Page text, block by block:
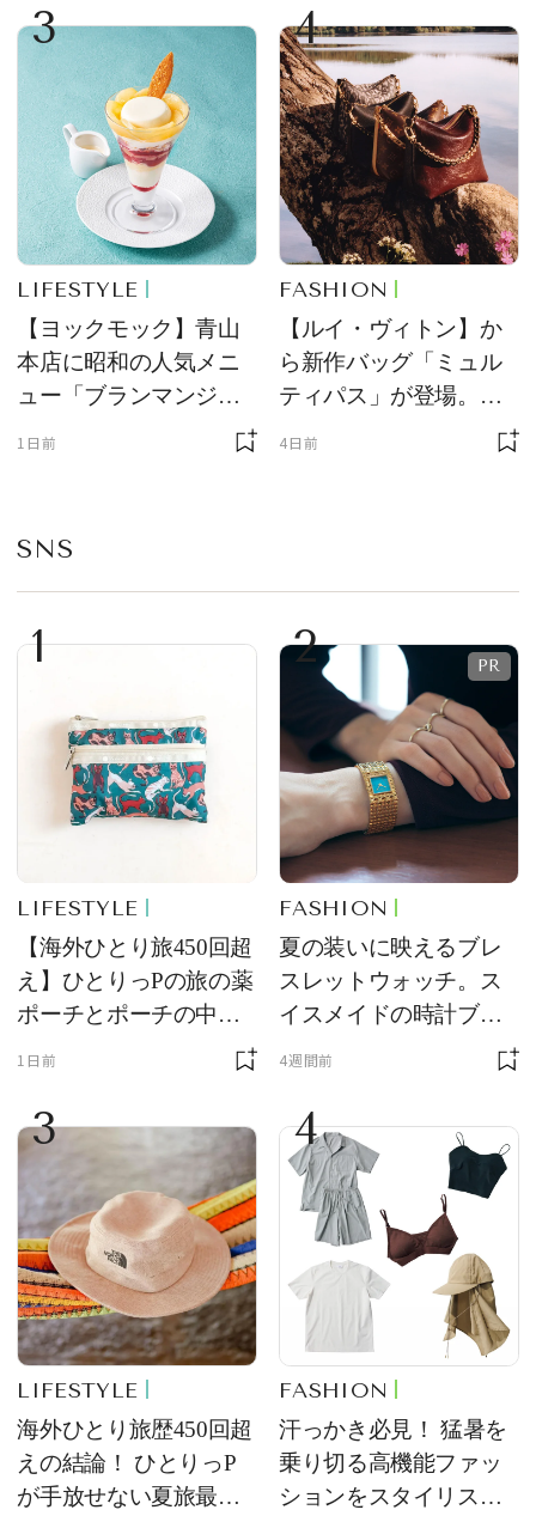
3
LIFESTYLE
【ヨックモック】青山
本店に昭和の人気メニ
ュー「ブランマンジ
ェ」「ダックワーズ」
1日前
4
FASHION
【ルイ・ヴィトン】か
ら新作バッグ「ミュル
ティパス」が登場。ミ
ニサイズもラインナッ
4日前
SNS
1
LIFESTYLE
【海外ひとり旅450回超
え】ひとりっPの旅の薬
ポーチとポーチの中身
を初公開！ 本当に使え
ム
1日前
2
FASHION
夏の装いに映えるブレ
スレットウォッチ。ス
イスメイドの時計ブラ
ンド【フレデリック・
をレビュー。【それい
け！ 良品ハンター】
4週間前
3
LIFESTYLE
海外ひとり旅歴450回超
えの結論！ ひとりっP
が手放せない夏旅最強
4
FASHION
汗っかき必見！ 猛暑を
乗り切る高機能ファッ
ションをスタイリスト